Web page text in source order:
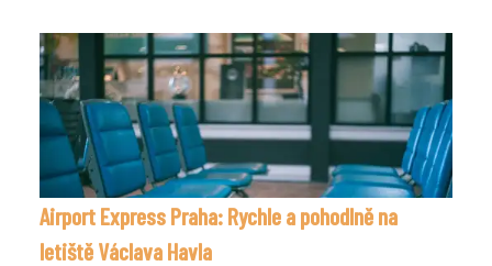
Airport Express Praha: Rychle a pohodlně na
letiště Václava Havla